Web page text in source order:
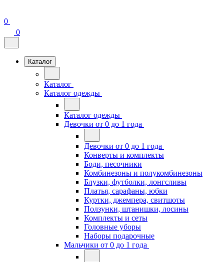
0
0
Каталог
Каталог
Каталог одежды
Каталог одежды
Девочки от 0 до 1 года
Девочки от 0 до 1 года
Конверты и комплекты
Боди, песочники
Комбинезоны и полукомбинезоны
Блузки, футболки, лонгсливы
Платья, сарафаны, юбки
Куртки, джемпера, свитшоты
Ползунки, штанишки, лосины
Комплекты и сеты
Головные уборы
Наборы подарочные
Мальчики от 0 до 1 года